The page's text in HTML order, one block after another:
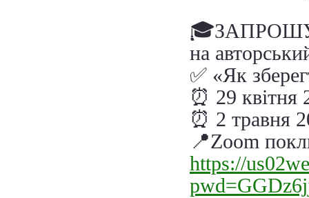
🎓ЗАПРОШУЄ
на
✅ «Як
⏰ 29 квітня
⏰ 2 травня
📍Zoom
https://